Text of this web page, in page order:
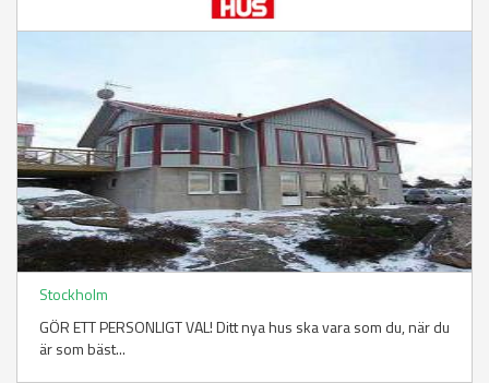
Stockholm
GÖR ETT PERSONLIGT VAL! Ditt nya hus ska vara som du, när du
är som bäst...